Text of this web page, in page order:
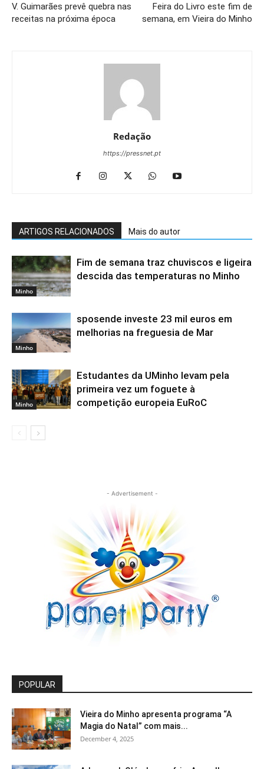
V. Guimarães prevê quebra nas
receitas na próxima época
Feira do Livro este fim de
semana, em Vieira do Minho
Redação
https://pressnet.pt
ARTIGOS RELACIONADOS Mais do autor
Minho
Fim de semana traz chuviscos e ligeira
descida das temperaturas no Minho
Minho
sposende investe 23 mil euros em
melhorias na freguesia de Mar
Minho
Estudantes da UMinho levam pela
primeira vez um foguete à
competição europeia EuRoC
- Advertisement -
POPULAR
Vieira do Minho apresenta programa “A
Magia do Natal” com mais...
December 4, 2025